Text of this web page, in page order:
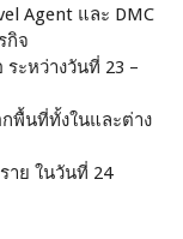
Agent และ DMC
กิจ
ะหว่างวันที่ 23 –
กพื้นที่ทั้งในและต่าง
าย ในวันที่ 24